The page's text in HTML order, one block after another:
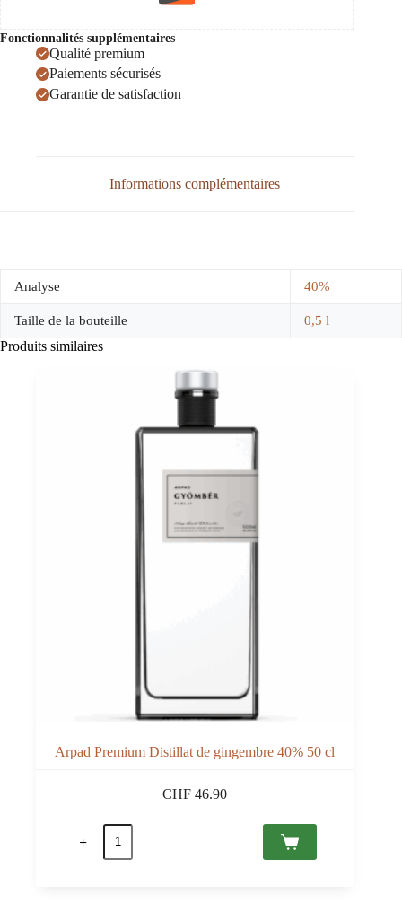
Fonctionnalités supplémentaires
Qualité premium
Paiements sécurisés
Garantie de satisfaction
Informations complémentaires
Analyse 40%
Taille de la bouteille 0,5 l
Produits similaires
Arpad Premium Distillat de gingembre 40% 50 cl
CHF 46.90
quantité
Arpad